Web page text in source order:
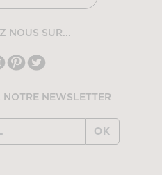
NOUS SUR...
NOTRE NEWSLETTER
OK